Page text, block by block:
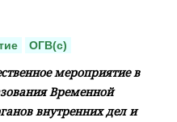
ОГВ(с)
мероприятие в
Временной
внутренних дел и